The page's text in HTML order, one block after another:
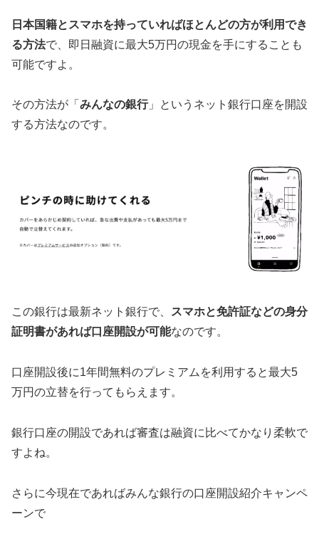
日本国籍とスマホを持っていればほとんどの方が利用でき
る方法で、即日融資に最大5万円の現金を手にすることも
可能ですよ。
その方法が「 みんなの銀行」というネット銀行口座を開設
する方法なのです。
この銀行は最新ネット銀行で、 スマホと免許証などの身分
証明書があれば口座開設が可能なのです。
口座開設後に1年間無料のプレミアムを利用すると最大5
万円の立替を行ってもらえます。
銀行口座の開設であれば審査は融資に比べてかなり柔軟で
すよね。
さらに今現在であればみんな銀行の口座開設紹介キャンペ
ーンで